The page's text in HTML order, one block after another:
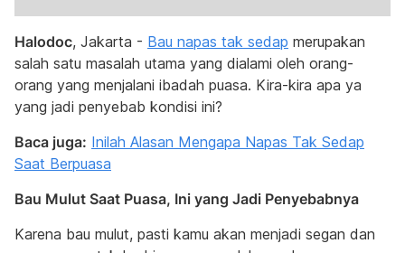
Halodoc, Jakarta - Bau napas tak sedap merupakan
salah satu masalah utama yang dialami oleh orang-
orang yang menjalani ibadah puasa. Kira-kira apa ya
yang jadi penyebab kondisi ini?
Baca juga: Inilah Alasan Mengapa Napas Tak Sedap
Saat Berpuasa
Bau Mulut Saat Puasa, Ini yang Jadi Penyebabnya
Karena bau mulut, pasti kamu akan menjadi segan dan